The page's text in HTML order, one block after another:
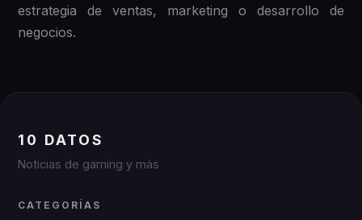
estrategia de ventas, marketing o desarrollo de
negocios.
10 DATOS
Noticias de gaming y más
CATEGORÍAS